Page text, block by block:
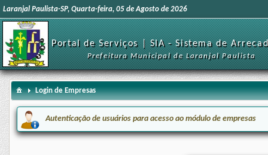
Laranjal Paulista-SP, Quarta-feira, 05 de Agosto de 2026
Portal de Serviços | SIA - Sistema de
Prefeitura Municipal de Laranjal Paulista
Login de Empresas
Autenticação de usuários para acesso ao módulo de empresas